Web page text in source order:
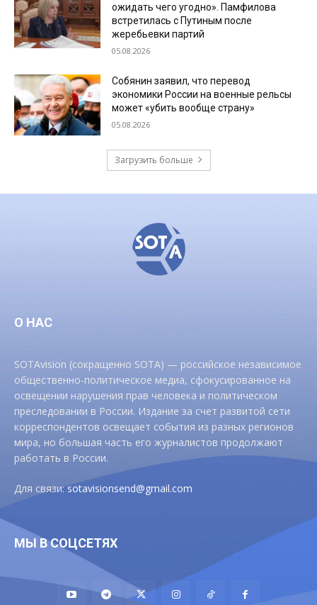
ожидать чего угодно». Памфилова
встретилась с Путиным после
жеребьевки партий
05.08.2026
Собянин заявил, что перевод
экономики России на военные рельсы
может «убить вообще страну»
05.08.2026
Загрузить больше
О НАС
SOTAvision (сокращенно SOTA) — российское независимое
общественно-политическое медиа, сфокусированное на
освещении нарушения прав человека и политическом
преследовании в России. Издание за счет развитой сети
корреспондентов освещает события из разных регионов
мира, но большая часть его журналистов продолжают
работать в России.
Для связи:sotavisionsend@gmail.com
МЫ В СОЦСЕТЯХ